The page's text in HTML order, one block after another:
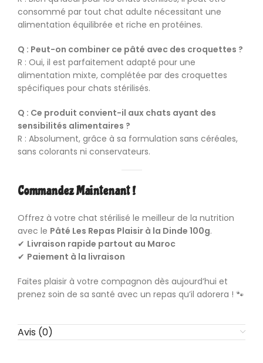
consommé par tout chat adulte nécessitant une
alimentation équilibrée et riche en protéines.
Q : Peut-on combiner ce pâté avec des croquettes ?
R : Oui, il est parfaitement adapté pour une
alimentation mixte, complétée par des croquettes
spécifiques pour chats stérilisés.
Q : Ce produit convient-il aux chats ayant des
sensibilités alimentaires ?
R : Absolument, grâce à sa formulation sans céréales,
sans colorants ni conservateurs.
Commandez Maintenant !
Offrez à votre chat stérilisé le meilleur de la nutrition
avec le Pâté Les Repas Plaisir à la Dinde 100g.
✔ Livraison rapide partout au Maroc
✔ Paiement à la livraison
Faites plaisir à votre compagnon dès aujourd’hui et
prenez soin de sa santé avec un repas qu’il adorera ! 🐾
Avis (0)